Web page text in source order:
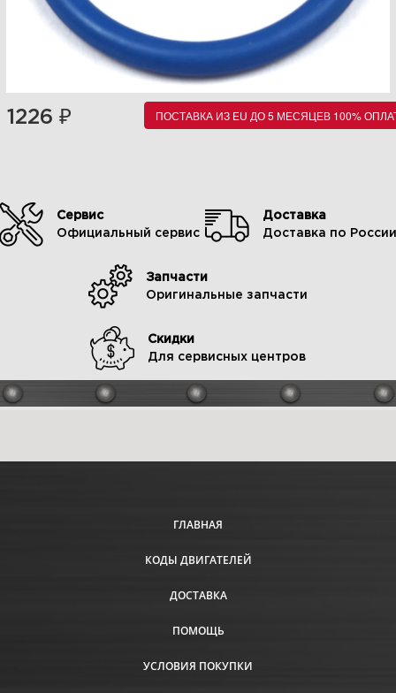
1226 ₽ ПОСТАВКА ИЗ EU ДО 5 МЕСЯЦЕВ 100%
Сервис
Официальный сервис
Доставка
Доставка по России
Запчасти
Оригинальные запчасти
Скидки
Для сервисных центров
ГЛАВНАЯ
КОДЫ ДВИГАТЕЛЕЙ
ДОСТАВКА
ПОМОЩЬ
УСЛОВИЯ ПОКУПКИ